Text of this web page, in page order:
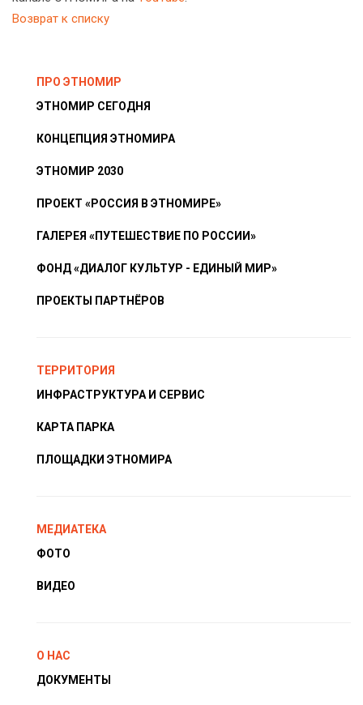
Возврат к списку
ПРО ЭТНОМИР
ЭТНОМИР СЕГОДНЯ
КОНЦЕПЦИЯ ЭТНОМИРА
ЭТНОМИР 2030
ПРОЕКТ «РОССИЯ В ЭТНОМИРЕ»
ГАЛЕРЕЯ «ПУТЕШЕСТВИЕ ПО РОССИИ»
ФОНД «ДИАЛОГ КУЛЬТУР - ЕДИНЫЙ МИР»
ПРОЕКТЫ ПАРТНЁРОВ
ТЕРРИТОРИЯ
ИНФРАСТРУКТУРА И СЕРВИС
КАРТА ПАРКА
ПЛОЩАДКИ ЭТНОМИРА
МЕДИАТЕКА
ФОТО
ВИДЕО
О НАС
ДОКУМЕНТЫ